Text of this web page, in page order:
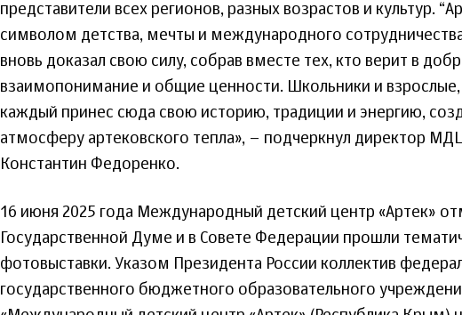
представители всех регионов, разных возрастов и культур.
символом детства, мечты и международного
вновь доказал свою силу, собрав вместе тех, кто верит в
взаимопонимание и общие ценности. Школьники и
каждый принес сюда свою историю, традиции и энергию,
атмосферу артековского тепла», – подчеркнул директор
Константин Федоренко.
16 июня 2025 года Международный детский центр «Артек»
Государственной Думе и в Совете Федерации прошли
фотовыставки. Указом Президента России коллектив
государственного бюджетного образовательного